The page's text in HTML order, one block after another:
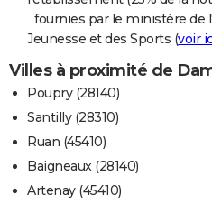
fournies par le ministère de
Jeunesse et des Sports (voir
Villes à proximité de
Poupry (28140)
Santilly (28310)
Ruan (45410)
Baigneaux (28140)
Artenay (45410)